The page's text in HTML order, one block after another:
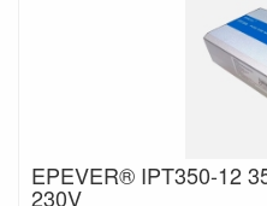
EPEVER® IPT350-12
230V